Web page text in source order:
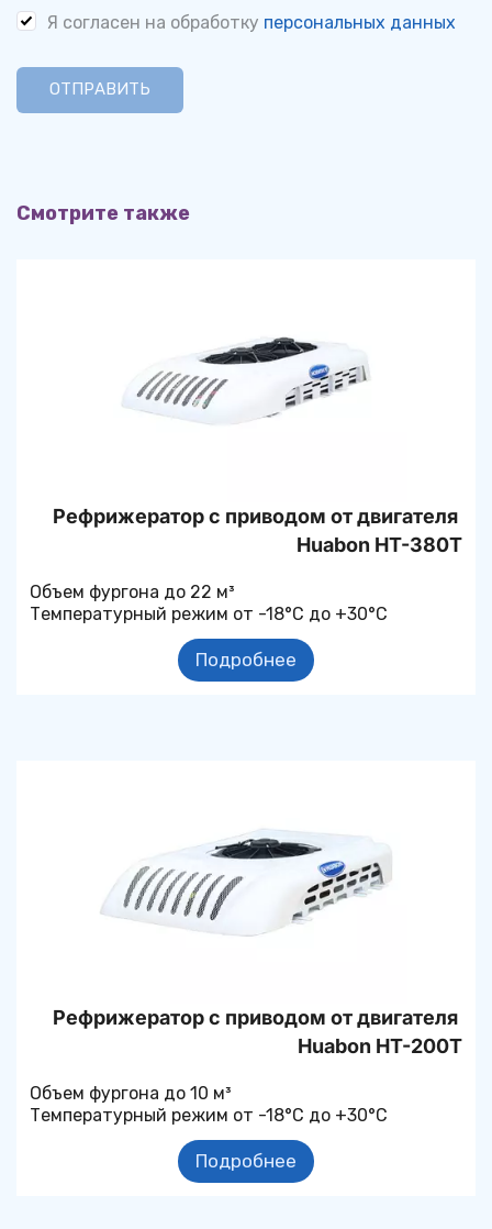
Я согласен на обработку персональных данных
ОТПРАВИТЬ
Смотрите также
Рефрижератор с приводом от двигателя
Huabon HT-380T
Объем фургона до 22 м³
Температурный режим от -18°С до +30°С
Подробнее
Рефрижератор с приводом от двигателя
Huabon HT-200T
Объем фургона до 10 м³
Температурный режим от -18°С до +30°С
Подробнее